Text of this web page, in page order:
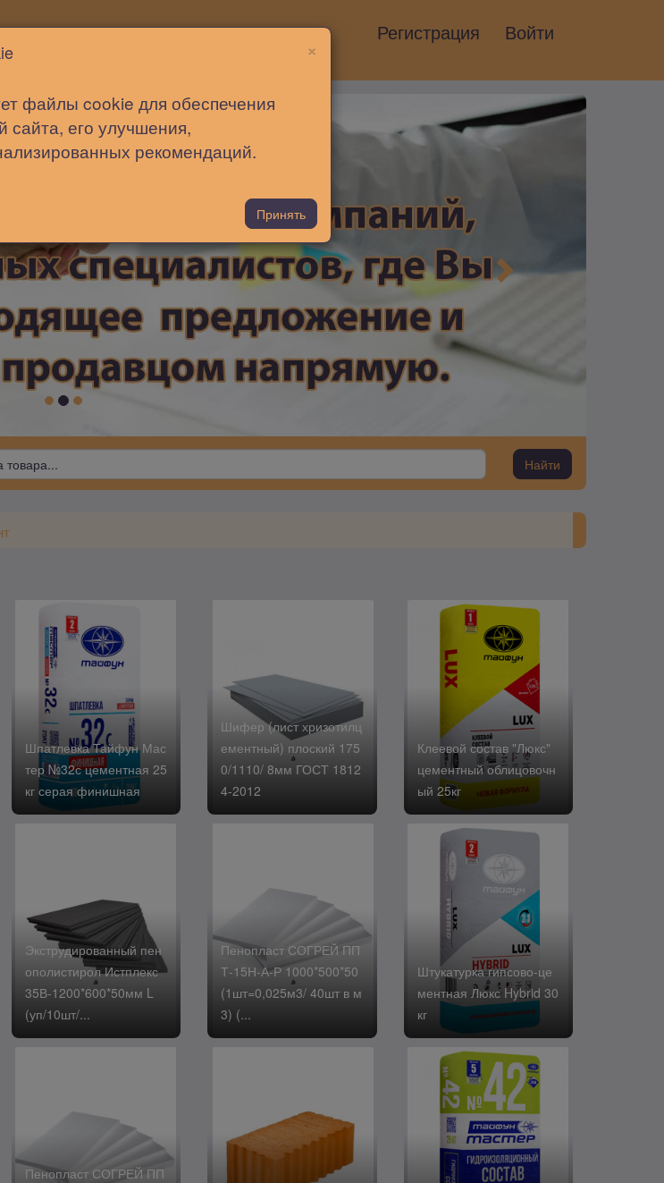
Помощь Регистрация Войти
Найти
Шпатлевка Тайфун Мас
тер №32с цементная 25
кг серая финишная
Шифер (лист хризотилц
ементный) плоский 175
0/1110/ 8мм ГОСТ 1812
4-2012
Клеевой состав "Люкс"
цементный облицовочн
ый 25кг
Экструдированный пен
ополистирол Истплекс
35В-1200*600*50мм L
(уп/10шт/...
Пенопласт СОГРЕЙ ПП
Т-15Н-А-Р 1000*500*50
(1шт=0,025м3/ 40шт в м
3) (...
Штукатурка гипсово-це
ментная Люкс Hybrid 30
кг
Пенопласт СОГРЕЙ ПП
×
файлы cookie для обеспечения
сайта, его улучшения,
рекомендаций.
Принять